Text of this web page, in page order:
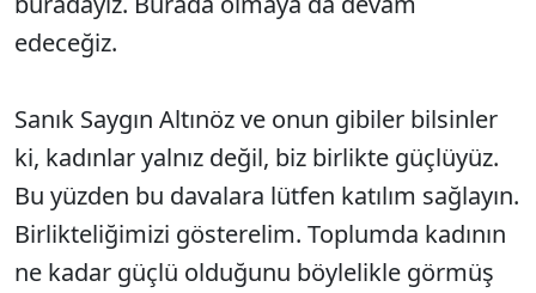
edeceğiz.
Sanık Saygın Altınöz ve onun gibiler bilsinler
ki, kadınlar yalnız değil, biz birlikte güçlüyüz.
Bu yüzden bu davalara lütfen katılım sağlayın.
Birlikteliğimizi gösterelim. Toplumda kadının
ne kadar güçlü olduğunu böylelikle görmüş